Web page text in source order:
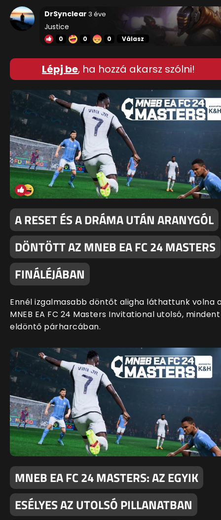
DrSynclear 3 éve
Justice
0 0 0 Válasz
Lépj be, ha hozzá akarsz szólni!
A RESET ÉS A DRÁMA UTÁN ARANYGÓL
DÖNTÖTT AZ MNEB EA FC 24 MASTERS
FINÁLÉJÁBAN
Ennél izgalmasabb döntőt aligha láthattunk volna
MNEB EA FC 24 Masters Invitational utolsó, mindent
eldöntő párharcában.
MNEB EA FC 24 MASTERS: AZ EGYIK
ESÉLYES AZ UTOLSÓ PILLANATBAN